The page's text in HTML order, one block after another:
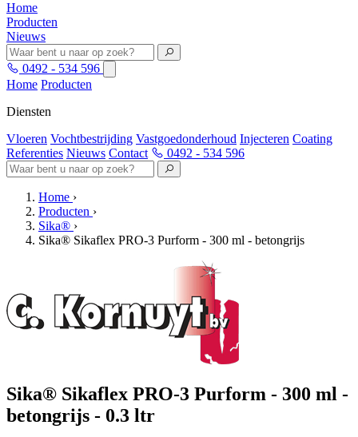
Home
Producten
Nieuws
0492 - 534 596
Home Producten
Diensten
Vloeren Vochtbestrijding Vastgoedonderhoud Injecteren Coating
Referenties Nieuws Contact 0492 - 534 596
Home ›
Producten ›
Sika® ›
Sika® Sikaflex PRO-3 Purform - 300 ml - betongrijs
Sika® Sikaflex PRO-3 Purform - 300 ml -
betongrijs - 0.3 ltr